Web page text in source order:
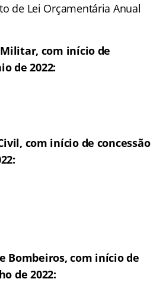
de Lei Orçamentária Anual
com início de
de 2022:
com início de concessão
Bombeiros, com início de
de 2022: